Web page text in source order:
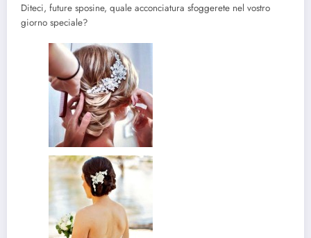
Diteci, future sposine, quale acconciatura sfoggerete nel vostro
giorno speciale?